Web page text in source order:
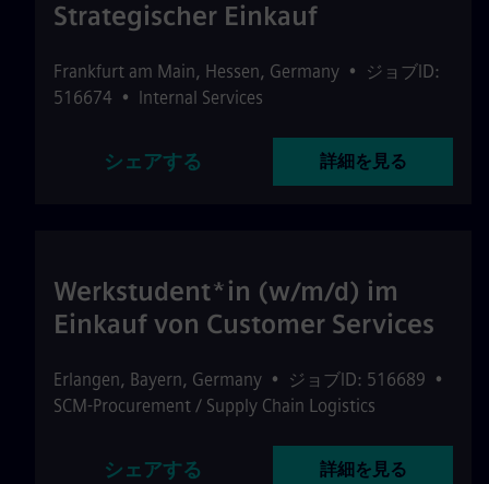
Strategischer Einkauf
Frankfurt am Main, Hessen, Germany •
ジョブID:
516674 • Internal Services
シェアする 詳細を見る
Werkstudent*in (w/m/d) im
Einkauf von Customer Services
Erlangen, Bayern, Germany • ジョブID: 516689 •
SCM-Procurement / Supply Chain Logistics
シェアする 詳細を見る